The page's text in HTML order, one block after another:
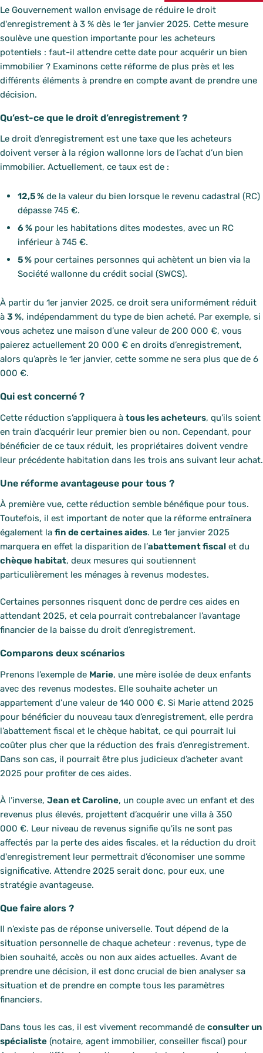
Le Gouvernement wallon envisage de réduire le droit
d'enregistrement à 3 % dès le 1er janvier 2025. Cette mesure
soulève une question importante pour les acheteurs
potentiels : faut-il attendre cette date pour acquérir un bien
immobilier ? Examinons cette réforme de plus près et les
différents éléments à prendre en compte avant de prendre une
décision.
Qu’est-ce que le droit d’enregistrement ?
Le droit d’enregistrement est une taxe que les acheteurs
doivent verser à la région wallonne lors de l’achat d’un bien
immobilier. Actuellement, ce taux est de :
12,5 % de la valeur du bien lorsque le revenu cadastral (RC)
dépasse 745 €.
6 % pour les habitations dites modestes, avec un RC
inférieur à 745 €.
5 % pour certaines personnes qui achètent un bien via la
Société wallonne du crédit social (SWCS).
À partir du 1er janvier 2025, ce droit sera uniformément réduit
à 3 %, indépendamment du type de bien acheté. Par exemple, si
vous achetez une maison d’une valeur de 200 000 €, vous
paierez actuellement 20 000 € en droits d’enregistrement,
alors qu’après le 1er janvier, cette somme ne sera plus que de 6
000 €.
Qui est concerné ?
Cette réduction s’appliquera à tous les acheteurs, qu’ils soient
en train d’acquérir leur premier bien ou non. Cependant, pour
bénéficier de ce taux réduit, les propriétaires doivent vendre
leur précédente habitation dans les trois ans suivant leur achat.
Une réforme avantageuse pour tous ?
À première vue, cette réduction semble bénéfique pour tous.
Toutefois, il est important de noter que la réforme entraînera
également la fin de certaines aides. Le 1er janvier 2025
marquera en effet la disparition de l’abattement fiscal et du
chèque habitat, deux mesures qui soutiennent
particulièrement les ménages à revenus modestes.
Certaines personnes risquent donc de perdre ces aides en
attendant 2025, et cela pourrait contrebalancer l’avantage
financier de la baisse du droit d’enregistrement.
Comparons deux scénarios
Prenons l’exemple de Marie, une mère isolée de deux enfants
avec des revenus modestes. Elle souhaite acheter un
appartement d’une valeur de 140 000 €. Si Marie attend 2025
pour bénéficier du nouveau taux d’enregistrement, elle perdra
l’abattement fiscal et le chèque habitat, ce qui pourrait lui
coûter plus cher que la réduction des frais d’enregistrement.
Dans son cas, il pourrait être plus judicieux d’acheter avant
2025 pour profiter de ces aides.
À l’inverse, Jean et Caroline, un couple avec un enfant et des
revenus plus élevés, projettent d’acquérir une villa à 350
000 €. Leur niveau de revenus signifie qu'ils ne sont pas
affectés par la perte des aides fiscales, et la réduction du droit
d'enregistrement leur permettrait d’économiser une somme
significative. Attendre 2025 serait donc, pour eux, une
stratégie avantageuse.
Que faire alors ?
Il n’existe pas de réponse universelle. Tout dépend de la
situation personnelle de chaque acheteur : revenus, type de
bien souhaité, accès ou non aux aides actuelles. Avant de
prendre une décision, il est donc crucial de bien analyser sa
situation et de prendre en compte tous les paramètres
financiers.
Dans tous les cas, il est vivement recommandé de consulter un
spécialiste (notaire, agent immobilier, conseiller fiscal) pour